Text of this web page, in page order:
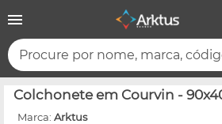
Procure por nome, marca,
Colchonete em Courvin -
Marca: Arktus